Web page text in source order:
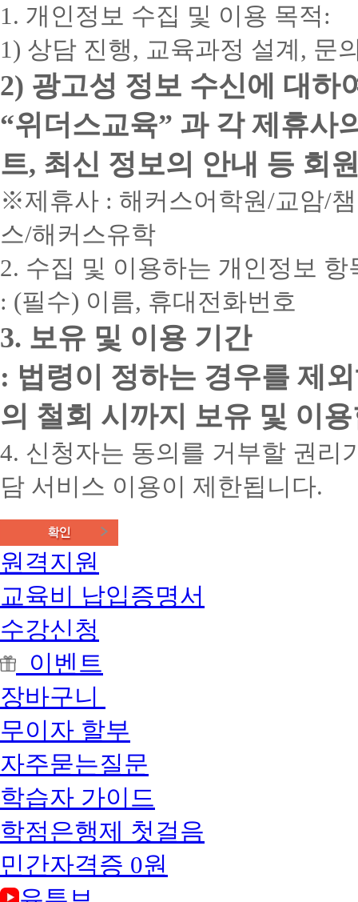
1. 개인정보 수집 및 이용 목적:
1) 상담 진행, 교육과정 설계, 문
2) 광고성 정보 수신에 대하
“위더스교육” 과 각 제휴사
트, 최신 정보의 안내 등 회
※제휴사 : 해커스어학원/교암/
스/해커스유학
2. 수집 및 이용하는 개인정보 항
: (필수) 이름, 휴대전화번호
3. 보유 및 이용 기간
: 법령이 정하는 경우를 제
의 철회 시까지 보유 및 이
4. 신청자는 동의를 거부할 권리
담 서비스 이용이 제한됩니다.
원격지원
교육비 납입증명서
수강신청
이벤트
장바구니
무이자 할부
자주묻는질문
학습자 가이드
학점은행제 첫걸음
민간자격증 0원